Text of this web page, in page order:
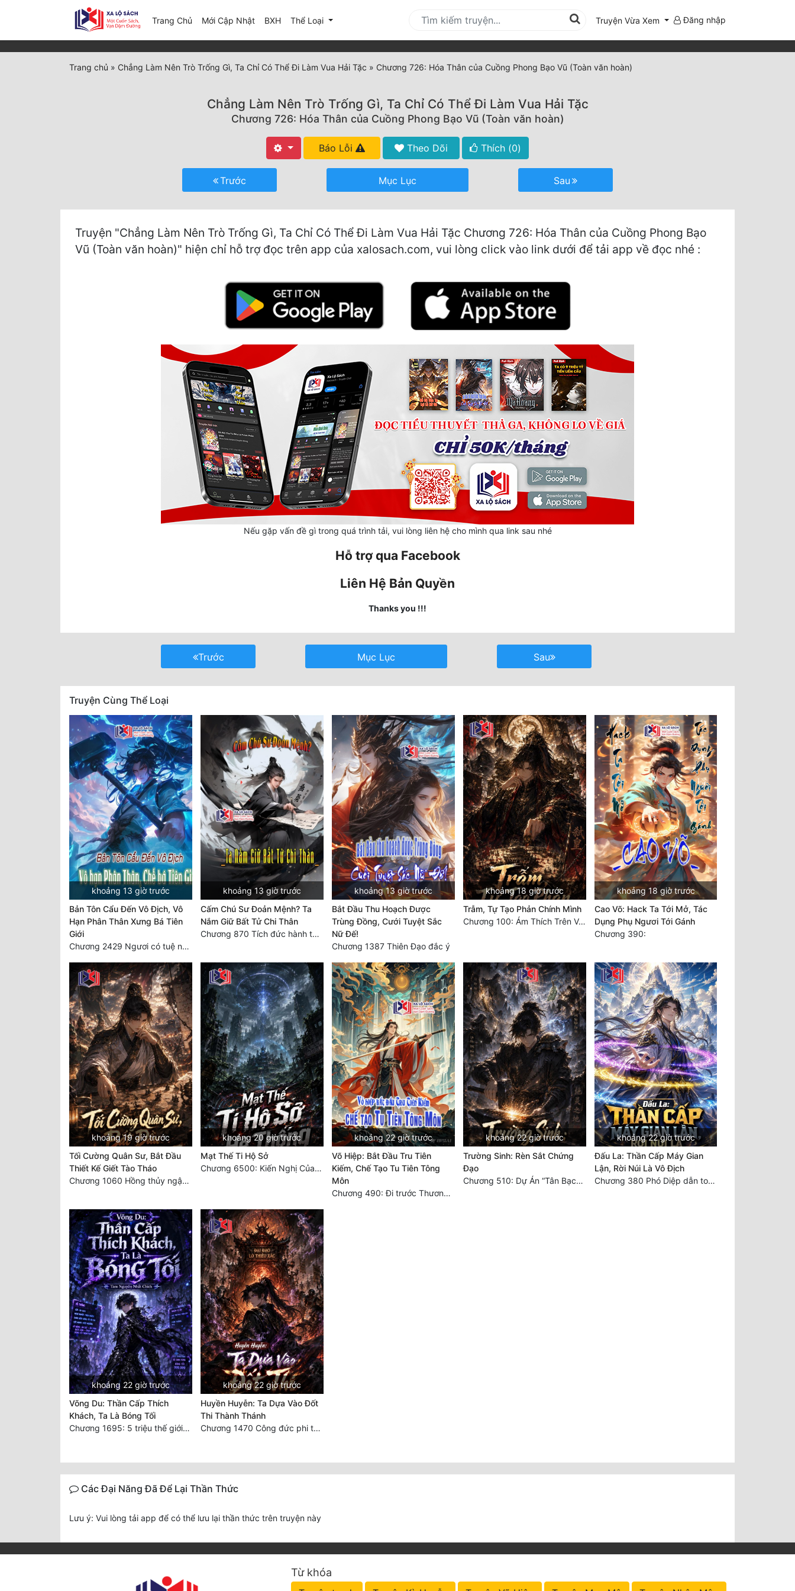
Trang Chủ Mới Cập Nhật(current)
BXH Thể Loại Truyện Vừa Xem Đăng nhập
Trang chủ » Chẳng Làm Nên Trò Trống Gì, Ta Chỉ Có Thể Đi Làm Vua Hải Tặc » Chương 726: Hóa Thân của Cuồng Phong Bạo Vũ (Toàn văn hoàn)
Chẳng Làm Nên Trò Trống Gì, Ta Chỉ Có Thể Đi Làm Vua Hải Tặc
Chương 726: Hóa Thân của Cuồng Phong Bạo Vũ (Toàn văn hoàn)
Báo Lỗi Theo Dõi Thích (0)
Trước Mục Lục Sau
Truyện "Chẳng Làm Nên Trò Trống Gì, Ta Chỉ Có Thể Đi Làm Vua Hải Tặc Chương 726: Hóa Thân của Cuồng Phong Bạo
Vũ (Toàn văn hoàn)" hiện chỉ hỗ trợ đọc trên app của xalosach.com, vui lòng click vào link dưới để tải app về đọc nhé :
Nếu gặp vấn đề gì trong quá trình tải, vui lòng liên hệ cho mình qua link sau nhé
Hỗ trợ qua Facebook
Liên Hệ Bản Quyền
Thanks you !!!
Trước Mục Lục Sau
Truyện Cùng Thể Loại
khoảng 13 giờ trước
Bản Tôn Cẩu Đến Vô Địch, Vô
Hạn Phân Thân Xưng Bá Tiên
Giới
Chương 2429 Ngươi có tuệ nhãn? Ta có...
khoảng 13 giờ trước
Cấm Chú Sư Đoản Mệnh? Ta
Nắm Giữ Bất Tử Chi Thân
Chương 870 Tích đức hành thiện
khoảng 13 giờ trước
Bắt Đầu Thu Hoạch Được
Trùng Đồng, Cưới Tuyệt Sắc
Nữ Đế!
Chương 1387 Thiên Đạo đắc ý
khoảng 18 giờ trước
Trẫm, Tự Tạo Phản Chính Mình
Chương 100: Ám Thích Trên Vân Sơn
khoảng 18 giờ trước
Cao Võ: Hack Ta Tới Mở, Tác
Dụng Phụ Ngươi Tới Gánh
Chương 390:
khoảng 19 giờ trước
Tối Cường Quân Sư, Bắt Đầu
Thiết Kế Giết Tào Tháo
Chương 1060 Hồng thủy ngập trời, thời khắc tuyệt vọng (2/2)
khoảng 20 giờ trước
Mạt Thế Ti Hộ Sở
Chương 6500: Kiến Nghị Của Vân Lục
khoảng 22 giờ trước
Võ Hiệp: Bắt Đầu Tru Tiên
Kiếm, Chế Tạo Tu Tiên Tông
Môn
Chương 490: Đi trước Thương trường Địa Hạ, thắng lợi trở về.
khoảng 22 giờ trước
Trường Sinh: Rèn Sắt Chứng
Đạo
Chương 510: Dự Án “Tân Bạch Nương Tử” Và “Tinh Thám” Xà Yêu
khoảng 22 giờ trước
Đấu La: Thần Cấp Máy Gian
Lận, Rời Núi Là Vô Địch
Chương 380 Phó Diệp dẫn toàn tộc Hồn Thú di chuyển đến Sâm La Tinh, chúng thần Thần Giới kinh ngạc!
khoảng 22 giờ trước
Võng Du: Thần Cấp Thích
Khách, Ta Là Bóng Tối
Chương 1695: 5 triệu thế giới bản gốc, cũng không thể giết chết ta!
khoảng 22 giờ trước
Huyền Huyễn: Ta Dựa Vào Đốt
Thi Thành Thánh
Chương 1470 Công đức phi thăng
Các Đại Năng Đã Để Lại Thần Thức
Lưu ý: Vui lòng tải app để có thể lưu lại thần thức trên truyện này
Từ khóa